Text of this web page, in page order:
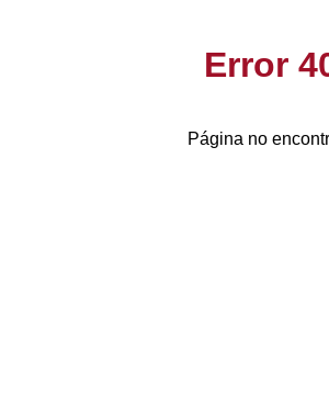
Error
Página no